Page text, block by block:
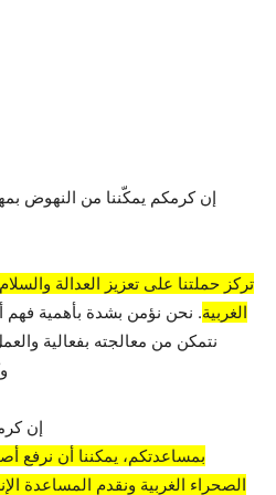
إن كرمكم يمكّننا من النهوض
تركز حملتنا على تعزيز العدالة
الغربية. نحن نؤمن بشدة بأهمية فهم
نتمكن من معالجته بفعالية
إن
بمساعدتكم، يمكننا أن نرفع
الصحراء الغربية ونقدم المساعدة